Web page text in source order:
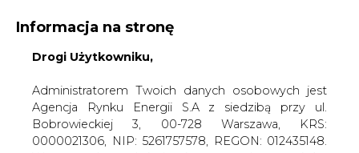
KONTAKT:
WYDAWCA PORTALU:
WYSOKI KONTRAST A A
ZALOGUJ SIĘ
Informacja na stronę
Drogi Użytkowniku,
Administratorem Twoich danych osobowych jest
Agencja Rynku Energii S.A z siedzibą przy ul.
Bobrowieckiej 3, 00-728 Warszawa, KRS:
0000021306, NIP: 5261757578, REGON: 012435148.